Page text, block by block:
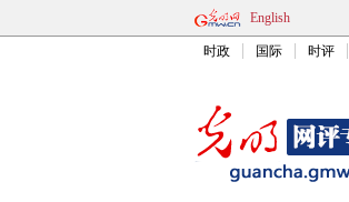
English
时政 国际 时评